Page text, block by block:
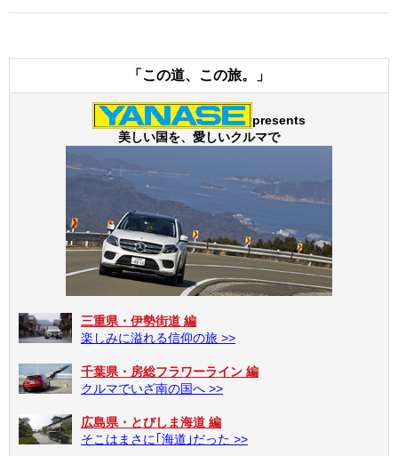
「この道、この旅。」
presents
美しい国を、愛しいクルマで
三重県・伊勢街道 編
楽しみに溢れる信仰の旅 >>
千葉県・房総フラワーライン 編
クルマでいざ南の国へ >>
広島県・とびしま海道 編
そこはまさに｢海道｣だった >>